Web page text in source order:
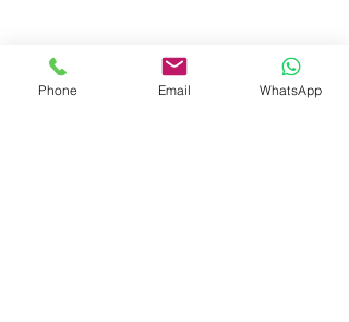
Phone Email WhatsApp